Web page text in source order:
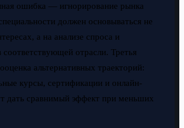
ошибка — игнорирование рынка
должен основываться не
а на анализе спроса и
соответствующей отрасли. Третья
альтернативных траекторий:
курсы, сертификации и онлайн-
дать сравнимый эффект при меньших